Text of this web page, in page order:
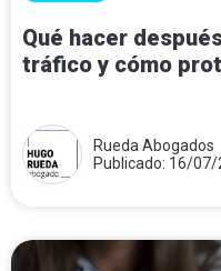
Qué hacer
tráfico y cómo
Rueda Abogados
Publicado: 16/07/